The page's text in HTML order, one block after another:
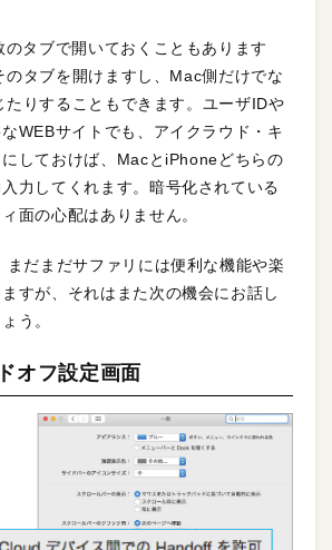
のタブで開いておくこともあります
タブを開けますし、Mac側だけでな
たりすることもできます。ユーザIDや
WEBサイトでも、アイクラウド・キ
しておけば、MacとiPhoneどちらの
力してくれます。暗号化されている
面の心配はありません。
まだまだサファリには便利な機能や楽
すが、それはまた次の機会にお話し
う。
オフ設定画面